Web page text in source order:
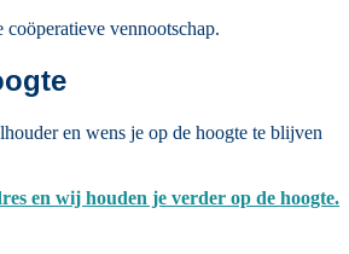
coöperatieve vennootschap.
en wens je op de hoogte te blijven
en wij houden je verder op de hoogte.